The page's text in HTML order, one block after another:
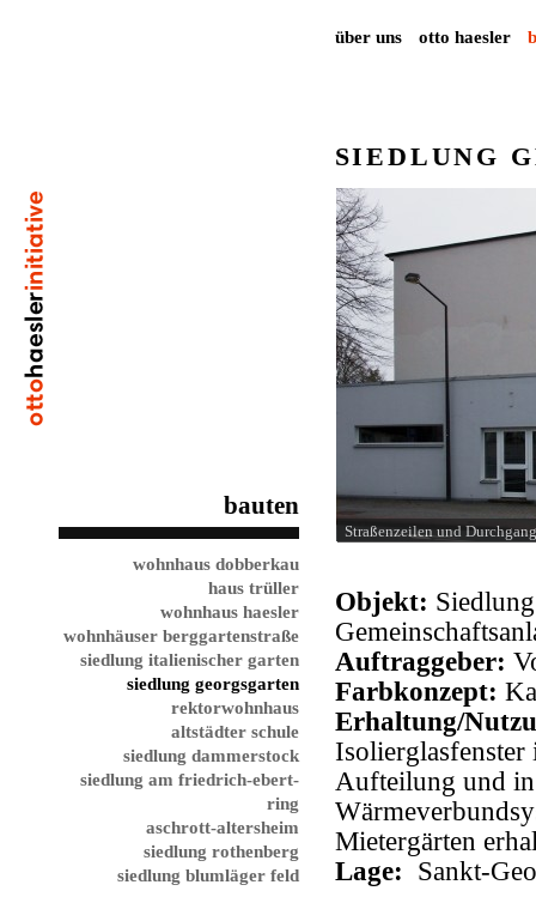
bauten
wohnhaus dobberkau
haus trüller
wohnhaus haesler
wohnhäuser berggartenstraße
siedlung italienischer garten
siedlung georgsgarten
rektorwohnhaus
altstädter schule
siedlung dammerstock
siedlung am friedrich-ebert-
ring
aschrott-altersheim
siedlung rothenberg
siedlung blumläger feld
über uns otto haesler
SIEDLUNG
Straßenzeilen und
Objekt:
Auftraggeber:
Farbkonzept:
Erhaltung/
Aufteilung und
Mietergärten
Lage: Sankt-